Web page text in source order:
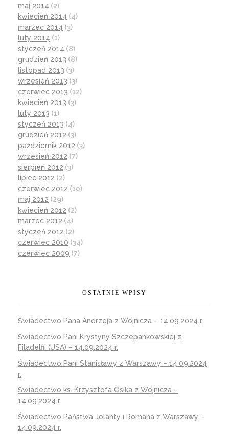
maj 2014 (2)
kwiecień 2014 (4)
marzec 2014 (3)
luty 2014 (1)
styczeń 2014 (8)
grudzień 2013 (8)
listopad 2013 (3)
wrzesień 2013 (3)
czerwiec 2013 (12)
kwiecień 2013 (3)
luty 2013 (1)
styczeń 2013 (4)
grudzień 2012 (3)
październik 2012 (3)
wrzesień 2012 (7)
sierpień 2012 (3)
lipiec 2012 (2)
czerwiec 2012 (10)
maj 2012 (29)
kwiecień 2012 (2)
marzec 2012 (4)
styczeń 2012 (2)
czerwiec 2010 (34)
czerwiec 2009 (7)
OSTATNIE WPISY
Świadectwo Pana Andrzeja z Wojnicza – 14.09.2024 r.
Świadectwo Pani Krystyny Szczepankowskiej z
Filadelfii (USA) – 14.09.2024 r.
Świadectwo Pani Stanisławy z Warszawy – 14.09.2024
r.
Świadectwo ks. Krzysztofa Osika z Wojnicza –
14.09.2024 r.
Świadectwo Państwa Jolanty i Romana z Warszawy –
14.09.2024 r.